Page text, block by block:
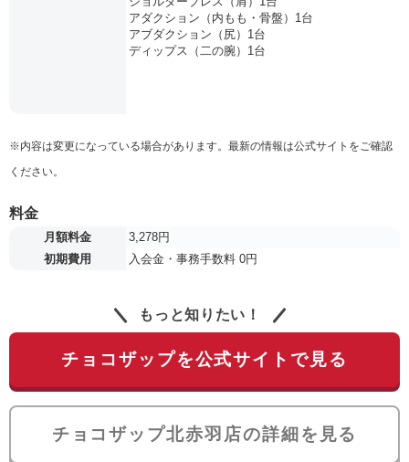
アダクション（内もも・骨盤）1台
アブダクション（尻）1台
ディップス（二の腕）1台
※内容は変更になっている場合があります。最新の情報は公式サイトをご確認
ください。
料金
月額料金
3,278円
初期費用
入会金・事務手数料 0円
もっと知りたい！
チョコザップを公式サイトで見る
チョコザップ北赤羽店の詳細を見る